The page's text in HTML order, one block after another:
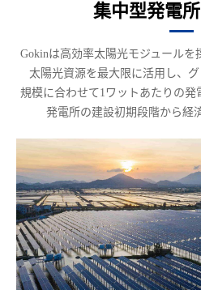
集中型発電
Gokinは高効率太陽光モジュールを
太陽光資源を最大限に活用し、グ
規模に合わせて1ワットあたりの発
発電所の建設初期段階から経